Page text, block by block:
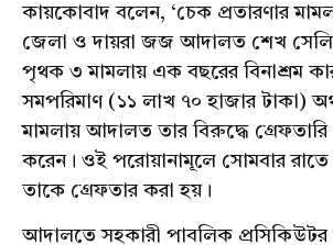
কায়কোবাদ বলেন, ‘চেক প্রতারণার
জেলা ও দায়রা জজ আদালত শেখ
পৃথক ৩ মামলায় এক বছরের বিনাশ্রম
সমপরিমাণ (১১ লাখ ৭০ হাজার টাকা)
মামলায় আদালত তার বিরুদ্ধে গ্রেফতারি
করেন। ওই পরোয়ানামূলে সোমবার রাতে
তাকে গ্রেফতার করা হয়।
আদালতে সহকারী পাবলিক